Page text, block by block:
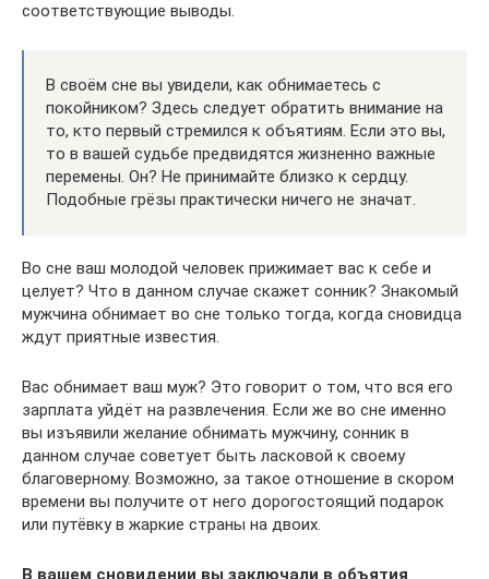
соответствующие выводы.
В своём сне вы увидели, как обнимаетесь с
покойником? Здесь следует обратить внимание на
то, кто первый стремился к объятиям. Если это вы,
то в вашей судьбе предвидятся жизненно важные
перемены. Он? Не принимайте близко к сердцу.
Подобные грёзы практически ничего не значат.
Во сне ваш молодой человек прижимает вас к себе и
целует? Что в данном случае скажет сонник? Знакомый
мужчина обнимает во сне только тогда, когда сновидца
ждут приятные известия.
Вас обнимает ваш муж? Это говорит о том, что вся его
зарплата уйдёт на развлечения. Если же во сне именно
вы изъявили желание обнимать мужчину, сонник в
данном случае советует быть ласковой к своему
благоверному. Возможно, за такое отношение в скором
времени вы получите от него дорогостоящий подарок
или путёвку в жаркие страны на двоих.
В вашем сновидении вы заключали в объятия